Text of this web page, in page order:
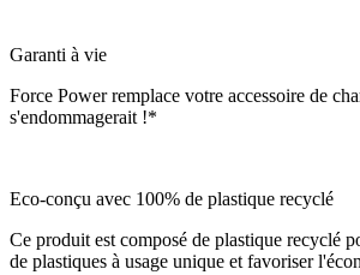
Garanti à vie
Force Power remplace votre accessoire de
s'endommagerait !*
Eco-conçu avec 100% de plastique recyclé
Ce produit est composé de plastique recyclé
de plastiques à usage unique et favoriser